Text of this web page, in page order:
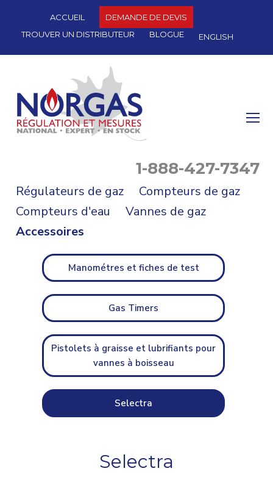
ACCUEIL
DEMANDE DE DEVIS
TROUVER UN DISTRIBUTEUR
BLOGUE ENGLISH
1-888-427-7347
Régulateurs de gaz
Compteurs de gaz
Compteurs d'eau
Vannes de gaz
Accessoires
Manométres et fiches de test
Gas Timers
Pistolets à graisse et lubrifiants pour
vannes à boisseau
Selectra
Selectra